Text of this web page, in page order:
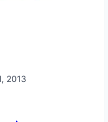
2013